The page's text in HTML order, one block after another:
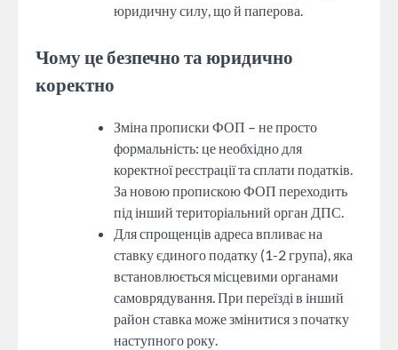
юридичну силу, що й паперова.
Чому це безпечно та юридично
коректно
Зміна прописки ФОП – не просто
формальність: це необхідно для
коректної реєстрації та сплати податків.
За новою пропискою ФОП переходить
під інший територіальний орган ДПС.
Для спрощенців адреса впливає на
ставку єдиного податку (1-2 група), яка
встановлюється місцевими органами
самоврядування. При переїзді в інший
район ставка може змінитися з початку
наступного року.